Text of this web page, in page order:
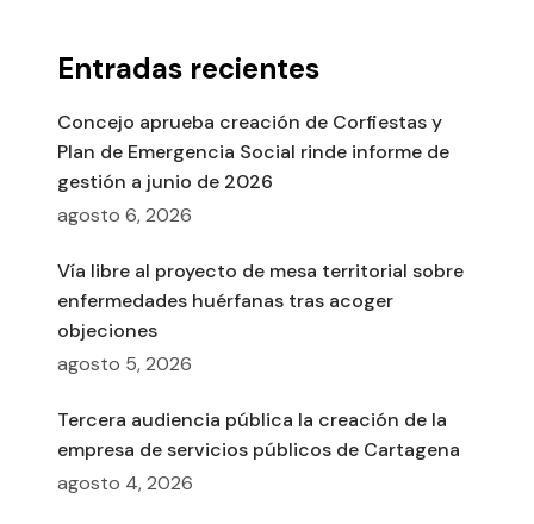
Entradas recientes
Concejo aprueba creación de Corfiestas y
Plan de Emergencia Social rinde informe de
gestión a junio de 2026
agosto 6, 2026
Vía libre al proyecto de mesa territorial sobre
enfermedades huérfanas tras acoger
objeciones
agosto 5, 2026
Tercera audiencia pública la creación de la
empresa de servicios públicos de Cartagena
agosto 4, 2026